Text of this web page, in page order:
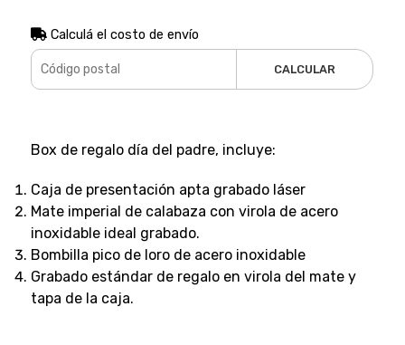
Calculá el costo de envío
CALCULAR
Box de regalo día del padre, incluye:
Caja de presentación apta grabado láser
Mate imperial de calabaza con virola de acero
inoxidable ideal grabado.
Bombilla pico de loro de acero inoxidable
Grabado estándar de regalo en virola del mate y
tapa de la caja.